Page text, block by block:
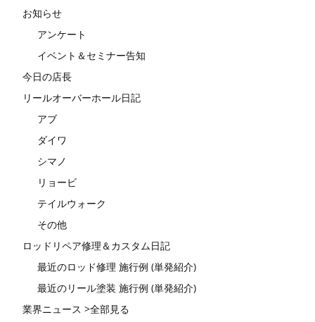
お知らせ
アンケート
イベント＆セミナー告知
今日の店長
リールオーバーホール日記
アブ
ダイワ
シマノ
リョービ
テイルウォーク
その他
ロッドリペア修理＆カスタム日記
最近のロッド修理 施行例 (単発紹介)
最近のリール塗装 施行例 (単発紹介)
業界ニュース >全部見る